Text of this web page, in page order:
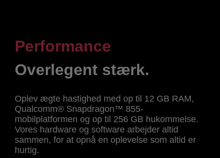
Performance
Overlegent stærk.
Oplev ægte hastighed med op til 12 GB RAM,
Qualcomm® Snapdragon™ 855-
mobilplatformen og op til 256 GB hukommelse.
Vores hardware og software arbejder altid
sammen, for at opnå en oplevelse som altid er
hurtig.